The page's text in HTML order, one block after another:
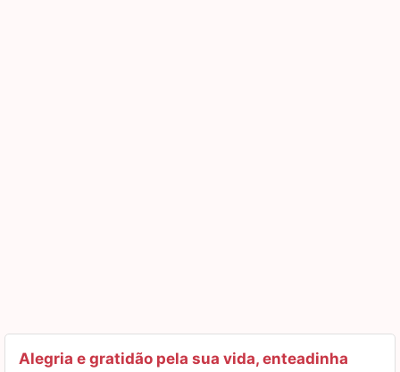
Alegria e gratidão pela sua vida, enteadinha